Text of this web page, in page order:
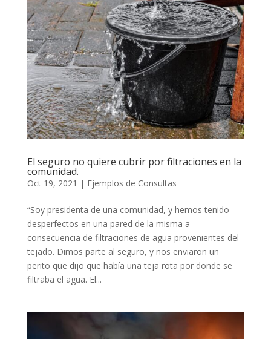
El seguro no quiere cubrir por filtraciones en la
comunidad.
Oct 19, 2021 | Ejemplos de Consultas
“Soy presidenta de una comunidad, y hemos tenido
desperfectos en una pared de la misma a
consecuencia de filtraciones de agua provenientes del
tejado. Dimos parte al seguro, y nos enviaron un
perito que dijo que había una teja rota por donde se
filtraba el agua. El...